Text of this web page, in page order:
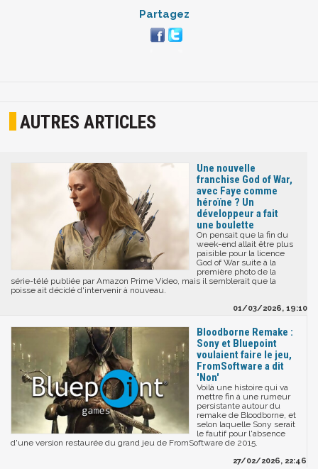
Partagez
AUTRES ARTICLES
Une nouvelle
franchise God of War,
avec Faye comme
héroïne ? Un
développeur a fait
une boulette
On pensait que la fin du
week-end allait être plus
paisible pour la licence
God of War suite à la
première photo de la
série-télé publiée par Amazon Prime Video, mais il semblerait que la
poisse ait décidé d'intervenir à nouveau.
01/03/2026, 19:10
Bloodborne Remake :
Sony et Bluepoint
voulaient faire le jeu,
FromSoftware a dit
'Non'
Voilà une histoire qui va
mettre fin à une rumeur
persistante autour du
remake de Bloodborne, et
selon laquelle Sony serait
le fautif pour l'absence
d'une version restaurée du grand jeu de FromSoftware de 2015.
27/02/2026, 22:46